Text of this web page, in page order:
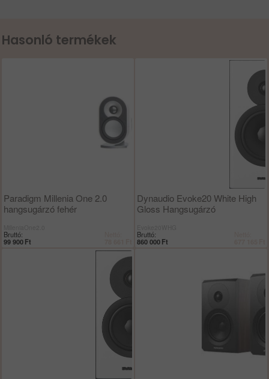
Hasonló termékek
Paradigm Millenia One 2.0
hangsugárzó fehér
Bruttó:
99 900 Ft
Dynaudio Evoke20 White High
Gloss Hangsugárzó
Bruttó:
860 000 Ft